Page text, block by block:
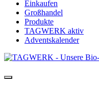
Einkaufen
Großhandel
Produkte
TAGWERK aktiv
Adventskalender